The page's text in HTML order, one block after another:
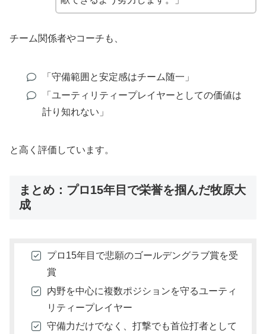
チーム関係者やコーチも、
「守備範囲と安定感はチーム随一」
「ユーティリティープレイヤーとしての価値は
計り知れない」
と高く評価しています。
まとめ：プロ15年目で栄誉を掴んだ牧原大
成
プロ15年目で悲願のゴールデングラブ賞を受
賞
内野を中心に複数ポジションを守るユーティ
リティープレイヤー
守備力だけでなく、打撃でも首位打者として